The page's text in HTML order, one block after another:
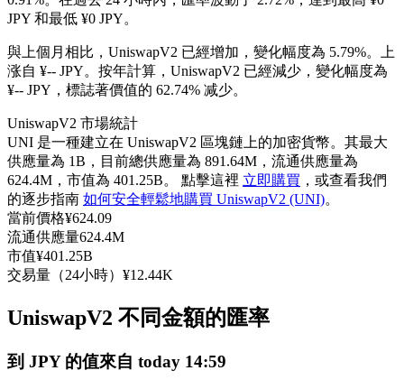
USDC永續
多種以USDC結算的永續合約
跟單
與頂尖交易專家同行
JPY 和最低 ¥0 JPY。
與上個月相比，UniswapV2 已經增加，變化幅度為 5.79%。上
涨自 ¥-- JPY。 按年計算，UniswapV2 已經減少，變化幅度為
¥-- JPY，標誌著價值的 62.74% 减少。
UniswapV2 市場統計
UNI 是一種建立在 UniswapV2 區塊鏈上的加密貨幣。其最大
供應量為 1B，目前總供應量為 891.64M，流通供應量為
624.4M，市值為 401.25B。 點擊這裡 立即購買 ，或查看我們
的逐步指南 如何安全輕鬆地購買 UniswapV2 (UNI)。
當前價格¥624.09
流通供應量624.4M
市值¥401.25B
交易量（24小時） ¥12.44K
UniswapV2 不同金額的匯率
到 JPY 的值來自 today 14:59